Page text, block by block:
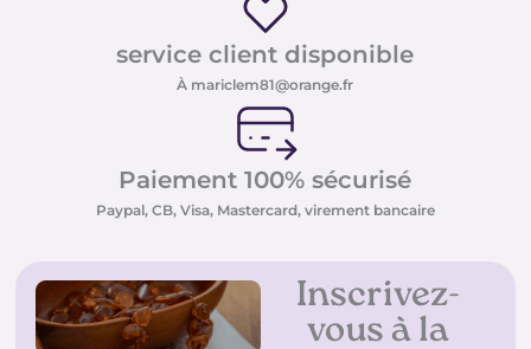
service client disponible
À mariclem81@orange.fr
Paiement 100% sécurisé
Paypal, CB, Visa, Mastercard, virement bancaire
Inscrivez-
vous à la